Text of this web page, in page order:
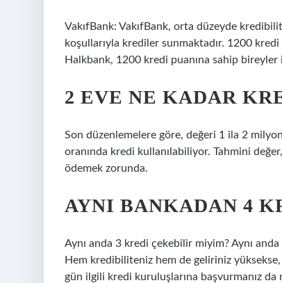
VakıfBank: VakıfBank, orta düzeyde
koşullarıyla krediler sunmaktadır. 1200
Halkbank, 1200 kredi puanına sahip
2 EVE NE KADAR
Son düzenlemelere göre, değeri 1 ila 2
oranında kredi kullanılabiliyor. Tahmini
ödemek zorunda.
AYNI BANKADAN 4
Aynı anda 3 kredi çekebilir miyim? Aynı
Hem kredibiliteniz hem de geliriniz
gün ilgili kredi kuruluşlarına başvurmanız da